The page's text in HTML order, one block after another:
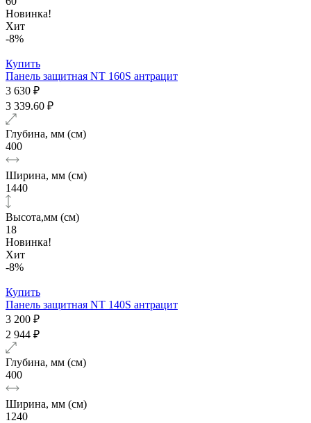
Новинка!
Хит
-8%
Купить
Панель защитная NT 160S антрацит
3 630 ₽
3 339.60 ₽
Глубина, мм (см)
400
Ширина, мм (см)
1440
Высота,мм (см)
18
Новинка!
Хит
-8%
Купить
Панель защитная NT 140S антрацит
3 200 ₽
2 944 ₽
Глубина, мм (см)
400
Ширина, мм (см)
1240